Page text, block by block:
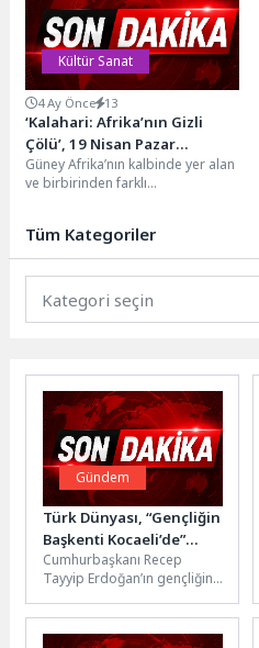
Kültür Sanat
4 Ay Önce 13
‘Kalahari: Afrika’nın Gizli
Çölü’, 19 Nisan Pazar
20.00’de National Geographic
WILD Ekranlarında
Güney Afrika’nın kalbinde yer alan
ve birbirinden farklı
Tüm Kategoriler
Gündem
Türk Dünyası, “Gençliğin
Başkenti Kocaeli’de”
buluşacak
Cumhurbaşkanı Recep
Tayyip Erdoğan’ın gençliğin
Kocaeli, haziran ayında
dünya genelinde 300...